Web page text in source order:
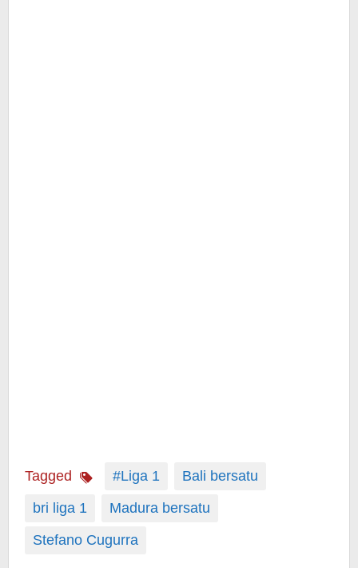
Tagged #Liga 1
Bali bersatu
bri liga 1
Madura bersatu
Stefano Cugurra